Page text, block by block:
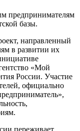
предпринимателям
базы.
направленный
в развитии их
«Мой
России. Участие
официально
переживает